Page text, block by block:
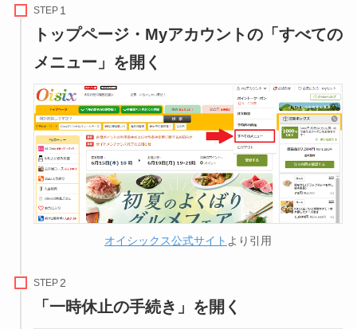
STEP
トップページ・Myアカウントの「すべての
メニュー」を開く
オイシックス公式サイト より引用
STEP
「一時休止の手続き」を開く